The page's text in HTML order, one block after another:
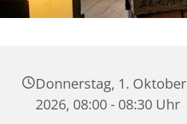
Donnerstag, 1. Oktober
2026, 08:00 - 08:30 Uhr